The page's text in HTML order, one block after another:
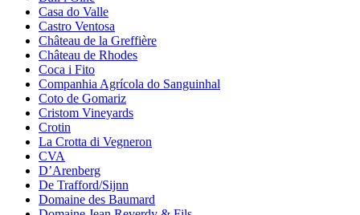
Casa do Valle
Castro Ventosa
Château de la Greffière
Château de Rhodes
Coca i Fito
Companhia Agrícola do Sanguinhal
Coto de Gomariz
Cristom Vineyards
Crotin
La Crotta di Vegneron
CVA
D’Arenberg
De Trafford/Sijnn
Domaine des Baumard